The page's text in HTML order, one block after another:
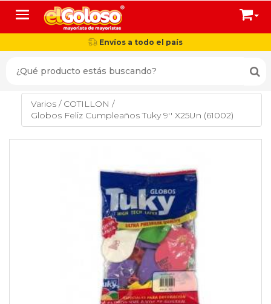
Toggle navigation
Envíos a todo el país
Varios / COTILLON /
Globos Feliz Cumpleaños Tuky 9'' X25Un (61002)